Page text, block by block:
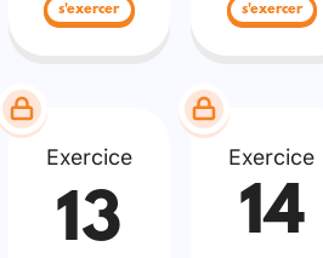
s'exercer s'exercer
Exercice
13
Exercice
14